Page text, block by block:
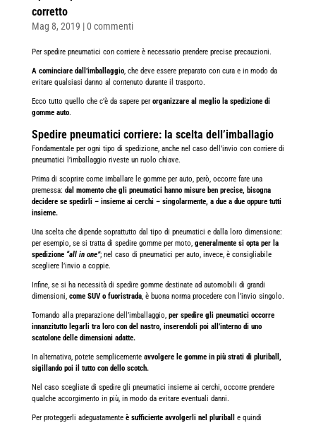
corretto
Mag 8, 2019 |0 commenti
Per spedire pneumatici con corriere è necessario prendere precise precauzioni.
A cominciare dall’imballaggio, che deve essere preparato con cura e in modo da
evitare qualsiasi danno al contenuto durante il trasporto.
Ecco tutto quello che c’è da sapere perorganizzare al meglio la spedizione di
gomme auto.
Spedire pneumatici corriere: la scelta dell’imballagio
Fondamentale per ogni tipo di spedizione, anche nel caso dell’invio con corriere di
pneumatici l’imballaggio riveste un ruolo chiave.
Prima di scoprire come imballare le gomme per auto, però, occorre fare una
premessa: dal momento che gli pneumatici hanno misure ben precise, bisogna
decidere se spedirli – insieme ai cerchi – singolarmente, a due a due oppure tutti
insieme.
Una scelta che dipende soprattutto dal tipo di pneumatici e dalla loro dimensione:
per esempio, se si tratta di spedire gomme per moto, generalmente si opta per la
spedizione “all in one”; nel caso di pneumatici per auto, invece, è consigliabile
scegliere l’invio a coppie.
Infine, se si ha necessità di spedire gomme destinate ad automobili di grandi
dimensioni, come SUV o fuoristrada, è buona norma procedere con l’invio singolo.
Tornando alla preparazione dell’imballaggio, per spedire gli pneumatici occorre
innanzitutto legarli tra loro con del nastro, inserendoli poi all’interno di uno
scatolone delle dimensioni adatte.
In alternativa, potete semplicemente avvolgere le gomme in più strati di pluriball,
sigillando poi il tutto con dello scotch.
Nel caso scegliate di spedire gli pneumatici insieme ai cerchi, occorre prendere
qualche accorgimento in più, in modo da evitare eventuali danni.
Per proteggerli adeguatamente è sufficiente avvolgerli nel pluriball
e quindi